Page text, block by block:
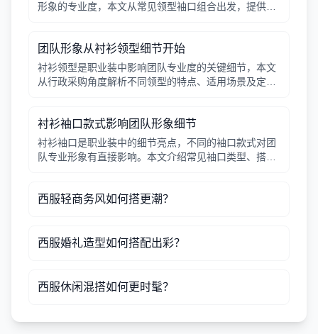
形象的专业度，本文从常见领型袖口组合出发，提供行
团队形象从衬衫领型细节开始
衬衫领型是职业装中影响团队专业度的关键细节，本文
从行政采购角度解析不同领型的特点、适用场景及定制
衬衫袖口款式影响团队形象细节
衬衫袖口是职业装中的细节亮点，不同的袖口款式对团
队专业形象有直接影响。本文介绍常见袖口类型、搭配
西服轻商务风如何搭更潮？
西服婚礼造型如何搭配出彩？
西服休闲混搭如何更时髦？